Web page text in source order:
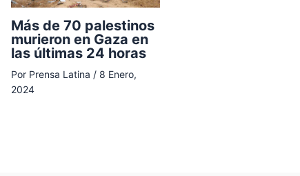
Más de 70 palestinos
murieron en Gaza en
las últimas 24 horas
Por Prensa Latina / 8 Enero,
2024